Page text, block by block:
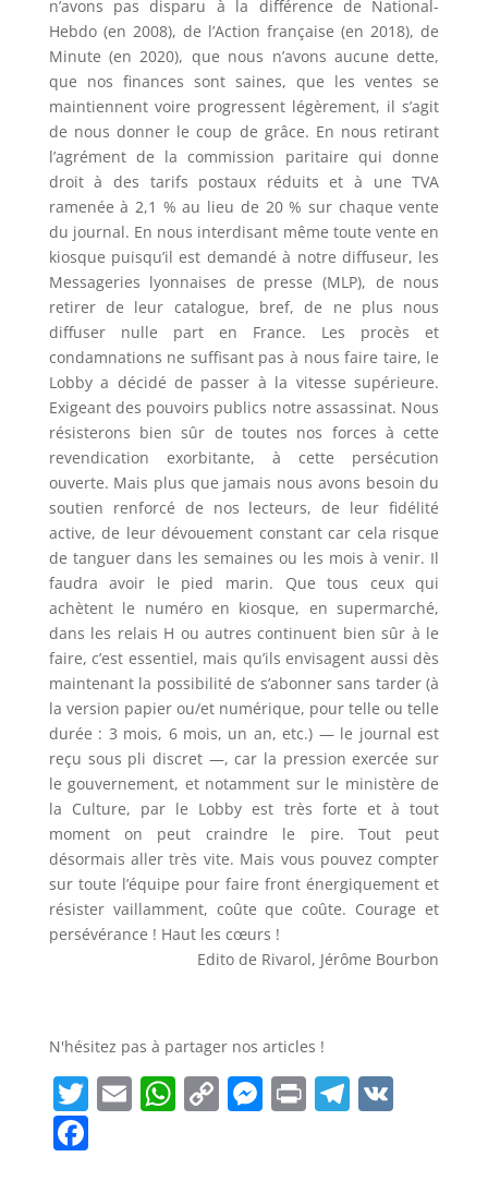
n’avons pas disparu à la différence de National-
Hebdo (en 2008), de l’Action française (en 2018), de
Minute (en 2020), que nous n’avons aucune dette,
que nos finances sont saines, que les ventes se
maintiennent voire progressent légèrement, il s’agit
de nous donner le coup de grâce. En nous retirant
l’agrément de la commission paritaire qui donne
droit à des tarifs postaux réduits et à une TVA
ramenée à 2,1 % au lieu de 20 % sur chaque vente
du journal. En nous interdisant même toute vente en
kiosque puisqu’il est demandé à notre diffuseur, les
Messageries lyonnaises de presse (MLP), de nous
retirer de leur catalogue, bref, de ne plus nous
diffuser nulle part en France. Les procès et
condamnations ne suffisant pas à nous faire taire, le
Lobby a décidé de passer à la vitesse supérieure.
Exigeant des pouvoirs publics notre assassinat. Nous
résisterons bien sûr de toutes nos forces à cette
revendication exorbitante, à cette persécution
ouverte. Mais plus que jamais nous avons besoin du
soutien renforcé de nos lecteurs, de leur fidélité
active, de leur dévouement constant car cela risque
de tanguer dans les semaines ou les mois à venir. Il
faudra avoir le pied marin. Que tous ceux qui
achètent le numéro en kiosque, en supermarché,
dans les relais H ou autres continuent bien sûr à le
faire, c’est essentiel, mais qu’ils envisagent aussi dès
maintenant la possibilité de s’abonner sans tarder (à
la version papier ou/et numérique, pour telle ou telle
durée : 3 mois, 6 mois, un an, etc.) — le journal est
reçu sous pli discret —, car la pression exercée sur
le gouvernement, et notamment sur le ministère de
la Culture, par le Lobby est très forte et à tout
moment on peut craindre le pire. Tout peut
désormais aller très vite. Mais vous pouvez compter
sur toute l’équipe pour faire front énergiquement et
résister vaillamment, coûte que coûte. Courage et
persévérance ! Haut les cœurs !
Edito de Rivarol, Jérôme Bourbon
N'hésitez pas à partager nos articles !
T
w
it
E W C M P T V
F